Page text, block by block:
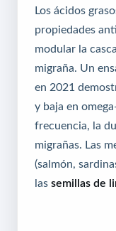
Los ácidos
propiedades
modular la
migraña. Un
en 2021
y baja en
frecuencia, la
migrañas. Las
(salmón,
las semillas de